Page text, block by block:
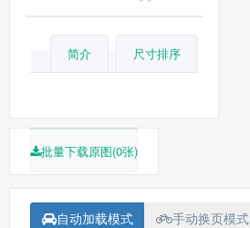
简介 尺寸排序
批量下载原图(0张)
自动加载模式 手动换页模式